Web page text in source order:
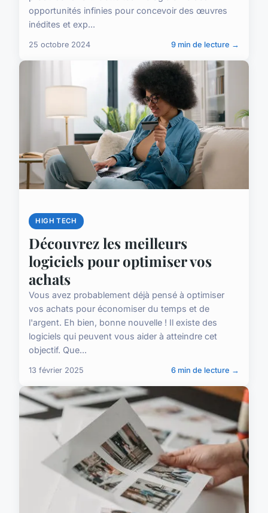
opportunités infinies pour concevoir des œuvres
inédites et exp...
25 octobre 2024 9 min de lecture →
HIGH TECH
Découvrez les meilleurs
logiciels pour optimiser vos
achats
Vous avez probablement déjà pensé à optimiser
vos achats pour économiser du temps et de
l'argent. Eh bien, bonne nouvelle ! Il existe des
logiciels qui peuvent vous aider à atteindre cet
objectif. Que...
13 février 2025 6 min de lecture →